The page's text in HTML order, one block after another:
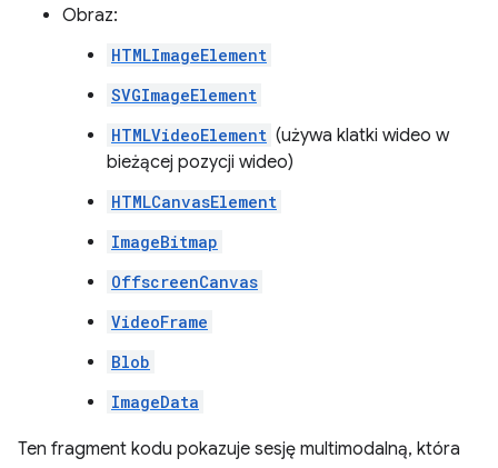
Obraz:
HTMLImageElement
SVGImageElement
HTMLVideoElement (używa klatki wideo w
bieżącej pozycji wideo)
HTMLCanvasElement
ImageBitmap
OffscreenCanvas
VideoFrame
Blob
ImageData
Ten fragment kodu pokazuje sesję multimodalną, która